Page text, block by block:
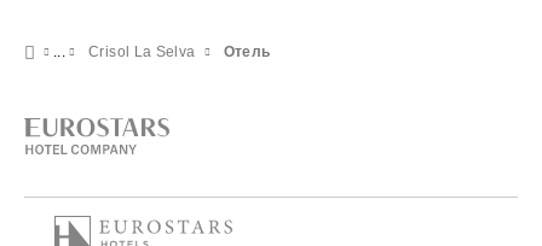
Crisol La Selva Отель